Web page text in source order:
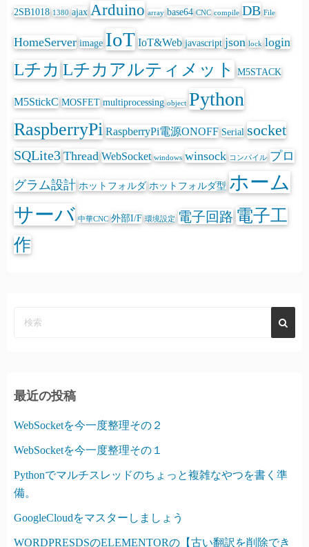
2SB1018 1380 ajax Arduino array base64 CNC compile DB File
HomeServer image IoT IoT&Web javascript json lock login
Lチカ Lチカアルティメット M5STACK
M5StickC MOSFET multiprocessing object Python
RaspberryPi RaspberryPi電源ONOFF Serial socket
SQLite3 Thread WebSocket windows winsock コンパイル プロ
グラム設計 ホットフォルダ ホットフォルダ型 ホーム
サーバ 中華CNC 外部I/F 環境設定 電子回路 電子工
作
最近の投稿
WebSocketを今一度整理その２
WebSocketを今一度整理その１
Pythonでマルチスレッドのちょっと複雑なやつを書く準
備。
GoogleCloudをマスターしましょう
WORDPRESDSのELEMENTORの【古い翻訳を削除でき